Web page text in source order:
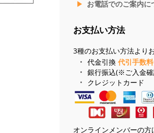
お電話でのご案内に
お支払い方法
3種のお支払い方法より
代金引換 代引手数料
銀行振込(※ご入金
クレジットカード
オンラインメンバーの